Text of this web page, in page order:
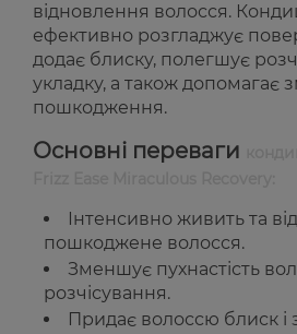
відновлення волосся.
ефективно розгладжує
додає блиску, полегшує
укладку, а також допомагає
пошкодження.
Основні переваги
Інтенсивно живить та
пошкоджене волосся.
Зменшує пухнастість
розчісування.
Придає волоссю блиск і